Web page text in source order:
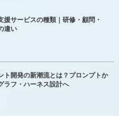
援サービスの種類｜研修・顧問・
違い
ト開発の新潮流とは？プロンプトか
ラフ・ハーネス設計へ